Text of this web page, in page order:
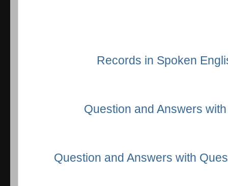
Records in Spoken
Question and Answers
Question and Answers with